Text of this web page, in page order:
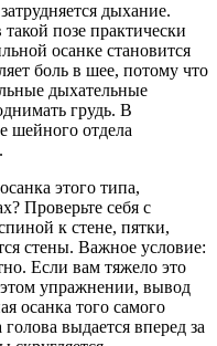
дыхание.
позе практически
осанке становится
боль в шее, потому что
дыхательные
грудь. В
шейного отдела
этого типа,
Проверьте себя с
к стене, пятки,
стены. Важное условие:
Если вам тяжело это
упражнении, вывод
осанка того самого
выдается вперед за